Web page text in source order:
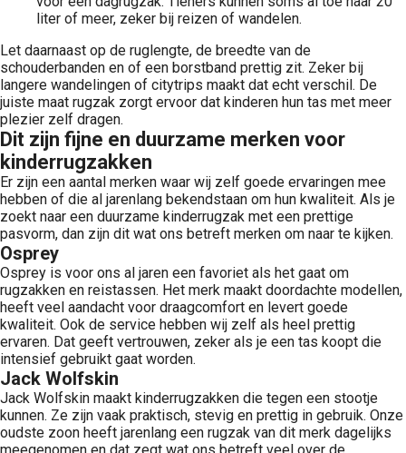
liter of meer, zeker bij reizen of wandelen.
Let daarnaast op de ruglengte, de breedte van de
schouderbanden en of een borstband prettig zit. Zeker bij
langere wandelingen of citytrips maakt dat echt verschil. De
juiste maat rugzak zorgt ervoor dat kinderen hun tas met meer
plezier zelf dragen.
Dit zijn fijne en duurzame merken voor
kinderrugzakken
Er zijn een aantal merken waar wij zelf goede ervaringen mee
hebben of die al jarenlang bekendstaan om hun kwaliteit. Als je
zoekt naar een duurzame kinderrugzak met een prettige
pasvorm, dan zijn dit wat ons betreft merken om naar te kijken.
Osprey
Osprey is voor ons al jaren een favoriet als het gaat om
rugzakken en reistassen. Het merk maakt doordachte modellen,
heeft veel aandacht voor draagcomfort en levert goede
kwaliteit. Ook de service hebben wij zelf als heel prettig
ervaren. Dat geeft vertrouwen, zeker als je een tas koopt die
intensief gebruikt gaat worden.
Jack Wolfskin
Jack Wolfskin maakt kinderrugzakken die tegen een stootje
kunnen. Ze zijn vaak praktisch, stevig en prettig in gebruik. Onze
oudste zoon heeft jarenlang een rugzak van dit merk dagelijks